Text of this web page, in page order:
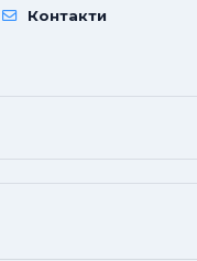
Контакти